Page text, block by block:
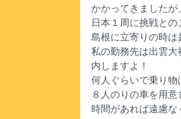
かかってきましたが
日本１周に挑戦との
島根に立寄りの時は
私の勤務先は出雲
内しますよ！
何人ぐらいで乗り物
８人のりの車を用意
時間があれば遠慮な